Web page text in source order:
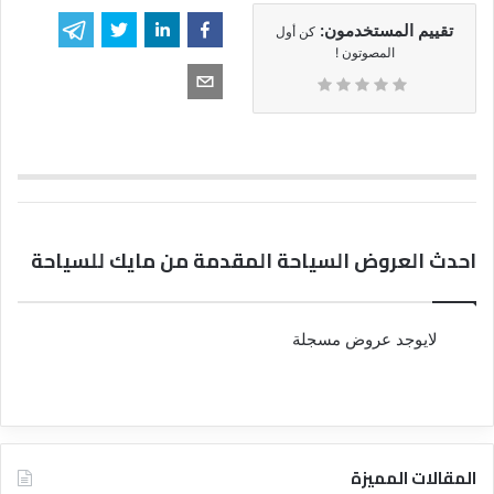
تقييم المستخدمون: كن أول
المصوتون !
احدث العروض السياحة المقدمة من مايك للسياحة
لايوجد عروض مسجلة
المقالات المميزة